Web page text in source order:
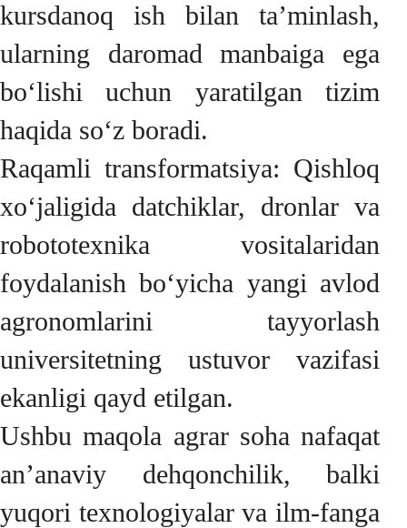
kursdanoq ish bilan ta’minlash,
ularning daromad manbaiga ega
bo‘lishi uchun yaratilgan tizim
haqida so‘z boradi.
Raqamli transformatsiya: Qishloq
xo‘jaligida datchiklar, dronlar va
robototexnika vositalaridan
foydalanish bo‘yicha yangi avlod
agronomlarini tayyorlash
universitetning ustuvor vazifasi
ekanligi qayd etilgan.
Ushbu maqola agrar soha nafaqat
an’anaviy dehqonchilik, balki
yuqori texnologiyalar va ilm-fanga